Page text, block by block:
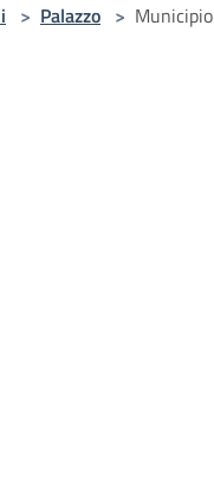
> Palazzo > Municipio